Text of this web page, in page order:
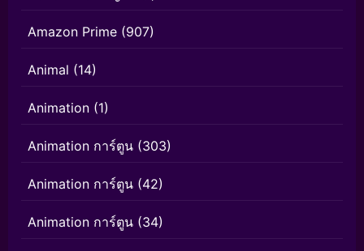
Amazon Prime (907)
Animal (14)
Animation (1)
Animation การ์ตูน (303)
Animation การ์ตูน (42)
Animation การ์ตูน (34)